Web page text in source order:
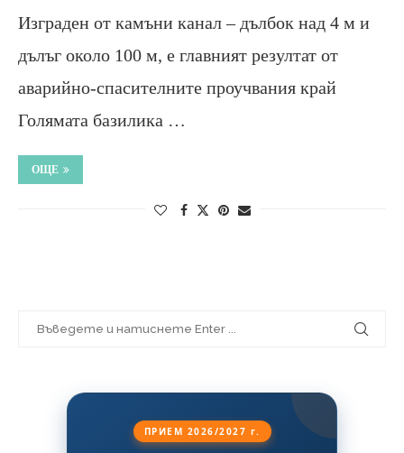
Изграден от камъни канал – дълбок над 4 м и
дълъг около 100 м, е главният резултат от
аварийно-спасителните проучвания край
Голямата базилика …
ОЩЕ
ПРИЕМ 2026/2027 г.